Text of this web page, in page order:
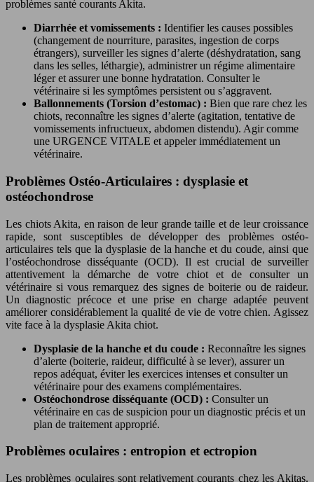
problèmes santé courants Akita.
Diarrhée et vomissements : Identifier les causes possibles
(changement de nourriture, parasites, ingestion de corps
étrangers), surveiller les signes d’alerte (déshydratation, sang
dans les selles, léthargie), administrer un régime alimentaire
léger et assurer une bonne hydratation. Consulter le
vétérinaire si les symptômes persistent ou s’aggravent.
Ballonnements (Torsion d’estomac) : Bien que rare chez les
chiots, reconnaître les signes d’alerte (agitation, tentative de
vomissements infructueux, abdomen distendu). Agir comme
une URGENCE VITALE et appeler immédiatement un
vétérinaire.
Problèmes Ostéo-Articulaires : dysplasie et
ostéochondrose
Les chiots Akita, en raison de leur grande taille et de leur croissance
rapide, sont susceptibles de développer des problèmes ostéo-
articulaires tels que la dysplasie de la hanche et du coude, ainsi que
l’ostéochondrose disséquante (OCD). Il est crucial de surveiller
attentivement la démarche de votre chiot et de consulter un
vétérinaire si vous remarquez des signes de boiterie ou de raideur.
Un diagnostic précoce et une prise en charge adaptée peuvent
améliorer considérablement la qualité de vie de votre chien. Agissez
vite face à la dysplasie Akita chiot.
Dysplasie de la hanche et du coude : Reconnaître les signes
d’alerte (boiterie, raideur, difficulté à se lever), assurer un
repos adéquat, éviter les exercices intenses et consulter un
vétérinaire pour des examens complémentaires.
Ostéochondrose disséquante (OCD) : Consulter un
vétérinaire en cas de suspicion pour un diagnostic précis et un
plan de traitement approprié.
Problèmes oculaires : entropion et ectropion
Les problèmes oculaires sont relativement courants chez les Akitas.